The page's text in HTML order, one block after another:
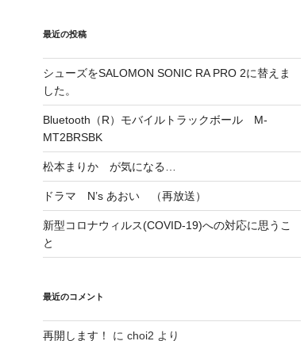
最近の投稿
シューズをSALOMON SONIC RA PRO 2に替えま
した。
Bluetooth（R）モバイルトラックボール M-
MT2BRSBK
松本まりか が気になる…
ドラマ N’s あおい （再放送）
新型コロナウィルス(COVID-19)への対応に思うこ
と
最近のコメント
再開します！ に choi2 より